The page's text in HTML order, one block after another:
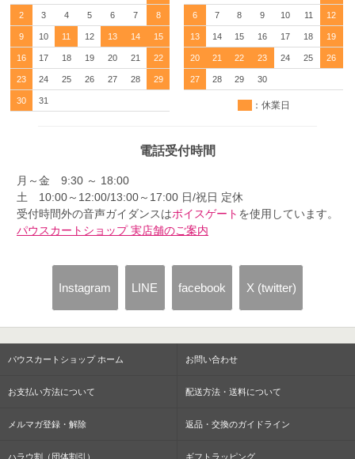
2 3 4 5 6 7 8
9 10 11 12 13 14 15
16 17 18 19 20 21 22
23 24 25 26 27 28 29
30 31
6 7 8 9 10 11 12
13 14 15 16 17 18 19
20 21 22 23 24 25 26
27 28 29 30
：休業日
電話受付時間
月～金 9:30 ～ 18:00
土 10:00～12:00/13:00～17:00 日/祝日 定休
受付時間外の音声ガイダンスはボイスゲート を使用しています。
パウスカートショップ 実店舗のご案内
Instagram LINE facebook X (twitter)
パウスカートショップ ホーム お問い合わせ
お支払い方法について 配送方法・送料について
メルマガ登録・解除 返品・交換のガイドライン
ハラウ割（団体割引） ギフトラッピング